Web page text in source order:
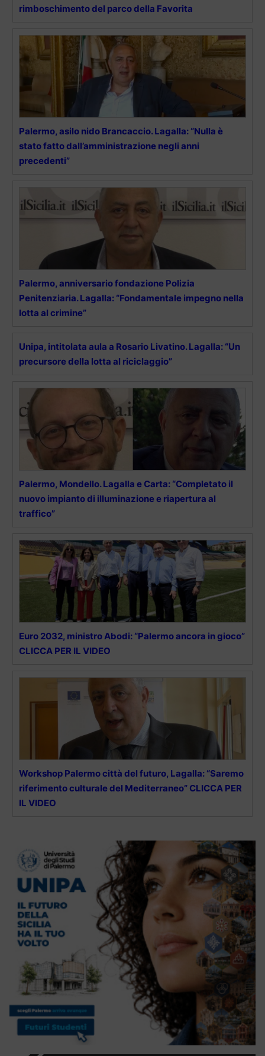
rimboschimento del parco della Favorita
Palermo, asilo nido Brancaccio. Lagalla: “Nulla è
stato fatto dall’amministrazione negli anni
precedenti”
Palermo, anniversario fondazione Polizia
Penitenziaria. Lagalla: “Fondamentale impegno nella
lotta al crimine”
Unipa, intitolata aula a Rosario Livatino. Lagalla: “Un
precursore della lotta al riciclaggio”
Palermo, Mondello. Lagalla e Carta: “Completato il
nuovo impianto di illuminazione e riapertura al
traffico”
Euro 2032, ministro Abodi: “Palermo ancora in gioco”
CLICCA PER IL VIDEO
Workshop Palermo città del futuro, Lagalla: “Saremo
riferimento culturale del Mediterraneo” CLICCA PER
IL VIDEO